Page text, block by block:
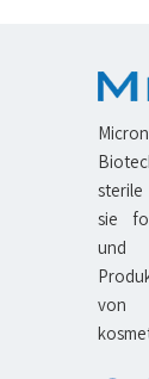
sterile
sie
und
von